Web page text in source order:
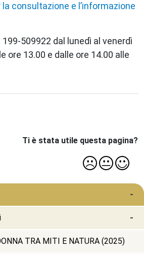
consultazione e l’informazione
509922 dal lunedì al venerdì
ore 13.00 e dalle ore 14.00 alle
Ti è stata utile questa pagina?
TRA MITI E NATURA (2025)